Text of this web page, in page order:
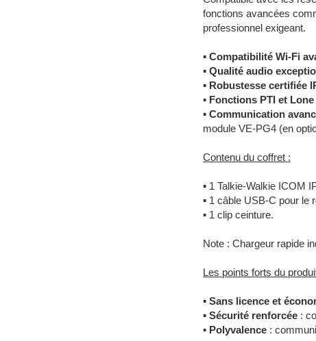
fonctions avancées
professionnel exigeant.
▪ Compatibilité Wi-Fi
▪ Qualité audio
▪ Robustesse certifiée
▪ Fonctions PTI et
▪ Communication
module VE-PG4 (en
Contenu du coffret :
▪ 1 Talkie-Walkie ICOM
▪ 1 câble USB-C pour le
▪ 1 clip ceinture.
Note : Chargeur rapide
Les points forts du
▪ Sans licence et
▪ Sécurité renforcée :
▪ Polyvalence :